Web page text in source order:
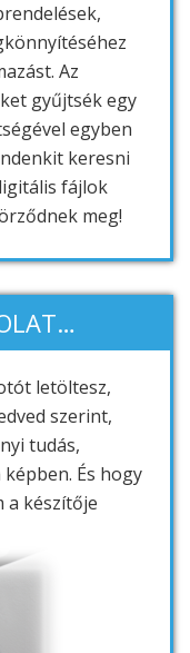
Az
gyűjtsék egy
egyben
keresni
fájlok
meg!
letöltesz,
szerint,
tudás,
És hogy
a készítője